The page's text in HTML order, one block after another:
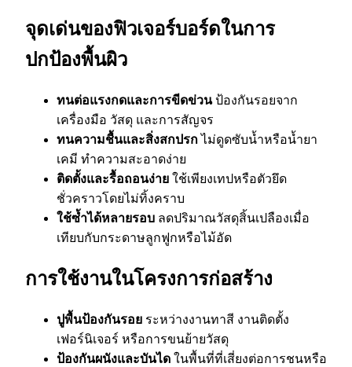
จุดเด่นของฟิวเจอร์บอร์ดในการ
ปกป้องพื้นผิว
ทนต่อแรงกดและการขีดข่วนป้องกันรอยจาก
เครื่องมือ วัสดุ และการสัญจร
ทนความชื้นและสิ่งสกปรกไม่ดูดซับน้ำหรือน้ำยา
เคมี ทำความสะอาดง่าย
ติดตั้งและรื้อถอนง่าย ใช้เพียงเทปหรือตัวยึด
ชั่วคราวโดยไม่ทิ้งคราบ
ใช้ซ้ำได้หลายรอบ ลดปริมาณวัสดุสิ้นเปลืองเมื่อ
เทียบกับกระดาษลูกฟูกหรือไม้อัด
การใช้งานในโครงการก่อสร้าง
ปูพื้นป้องกันรอย ระหว่างงานทาสี งานติดตั้ง
เฟอร์นิเจอร์ หรือการขนย้ายวัสดุ
ป้องกันผนังและบันได ในพื้นที่ที่เสี่ยงต่อการชนหรือ